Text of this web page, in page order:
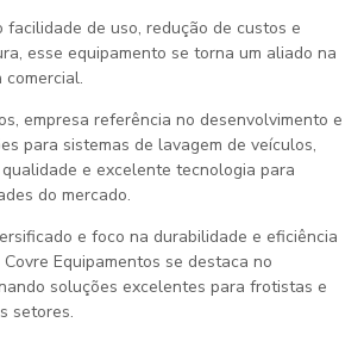
facilidade de uso, redução de custos e
esse equipamento se torna um aliado na
empresa referência no desenvolvimento e
para sistemas de lavagem de veículos,
e excelente tecnologia para
do mercado.
e foco na durabilidade e eficiência
Equipamentos se destaca no
soluções excelentes para frotistas e
setores.